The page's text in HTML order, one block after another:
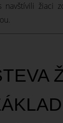
navštívili žiaci